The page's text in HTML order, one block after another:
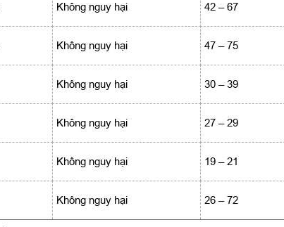
Không nguy hại 42 – 67
Không nguy hại 47 – 75
Không nguy hại 30 – 39
Không nguy hại 27 – 29
Không nguy hại 19 – 21
Không nguy hại 26 – 72